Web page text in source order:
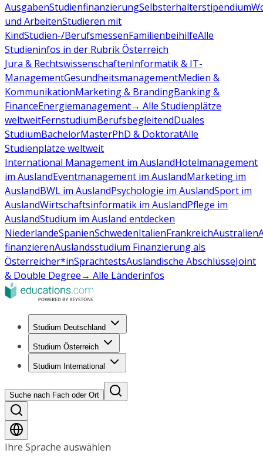
AusgabenStudienfinanzierungSelbsterhalterstipendium
und ArbeitenStudieren mit
KindStudien-/BerufsmessenFamilienbeihilfeAlle
Studieninfos in der Rubrik Österreich
Jura & RechtswissenschaftenInformatik & IT-
ManagementGesundheitsmanagementMedien &
KommunikationMarketing & BrandingBanking &
FinanceEnergiemanagement→ Alle Studienplätze
weltweitFernstudiumBerufsbegleitendDuales
StudiumBachelorMasterPhD & DoktoratAlle
Studienplätze weltweit
International Management im AuslandHotelmanagement
im AuslandEventmanagement im AuslandMarketing im
AuslandBWL im AuslandPsychologie im AuslandSport im
AuslandWirtschaftsinformatik im AuslandPflege im
AuslandStudium im Ausland entdecken
NiederlandeSpanienSchwedenItalienFrankreichAustralien
finanzierenAuslandsstudium Finanzierung als
Österreicher*inSprachtestsAusländische AbschlüsseJoint
& Double Degree→ Alle Länderinfos
Studium Deutschland
Studium Österreich
Studium International
Suche nach Fach oder Ort
Ihre Sprache auswählen